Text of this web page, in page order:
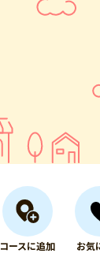
コースに追加 お気